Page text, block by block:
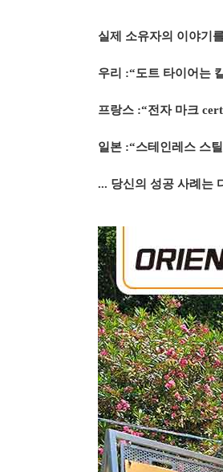
실제 소유자의 이야기
우리 :“도트 타이어는
프랑스 :“전자 마크
일본 :“스테인레스 스
... 당신의 성공 사례는